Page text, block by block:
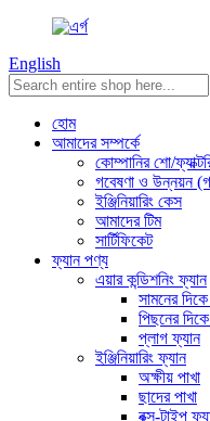
English
হোম
আমাদের সম্পর্কে
কোম্পানির শো/
গবেষণা ও উন্নয়ন
ইঞ্জিনিয়ারিং কেস
আমাদের টিম
সার্টিফিকেট
ফ্যান পণ্য
এয়ার কন্ডিশনিং ফ্যান
সামনের দিকে
পিছনের দিকে
প্লাগ ফ্যান
ইঞ্জিনিয়ারিং ফ্যান
অক্ষীয় পাখা
ছাদের পাখা
বক্স-টাইপ